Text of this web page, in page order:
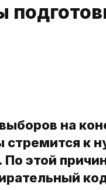
на
к
этой